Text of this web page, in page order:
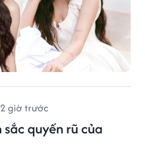
2 giờ trước
quyến rũ của